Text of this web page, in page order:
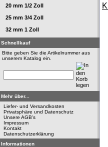
20 mm 1/2 Zoll
25 mm 3/4 Zoll
32 mm 1 Zoll
Schnellkauf
Bitte geben Sie die Artikelnummer aus
unserem Katalog ein.
Mehr über...
Liefer- und Versandkosten
Privatsphäre und Datenschutz
Unsere AGB's
Impressum
Kontakt
Datenschutzerklärung
Informationen